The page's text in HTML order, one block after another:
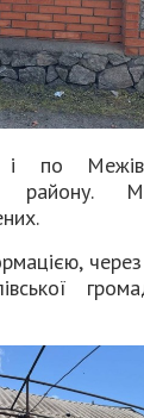
по
району.
через